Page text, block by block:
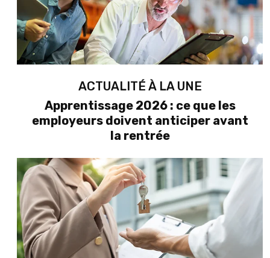
ACTUALITÉ À LA UNE
Apprentissage 2026 : ce que les
employeurs doivent anticiper avant
la rentrée